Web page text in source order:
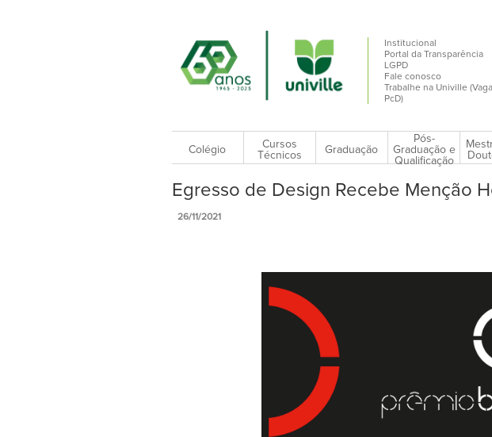
Institucional
Portal da Transparência
LGPD
Fale conosco
Trabalhe na Univille
PcD)
Colégio
Cursos
Técnicos
Graduação
Pós-
Graduação e
Qualificação
Egresso de Design Recebe Menção
26/11/2021